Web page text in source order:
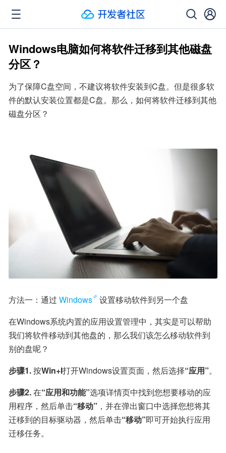
Windows电脑如何将软件迁移到其他磁盘
分区？
为了保障C盘空间，不建议将软件安装到C盘。但是很多软
件的默认安装位置都是C盘。那么，如何将软件迁移到其他
磁盘分区？
方法一：通过 Windows
设置移动软件到另一个盘
在Windows系统内置的应用设置管理中，其实是可以帮助
我们将软件移动到其他盘的，那么我们该怎么移动软件到
别的盘呢？
步骤1. 按Win+I打开Windows设置页面，然后选择“应用”。
步骤2. 在“应用和功能”选项详情页中找到您想要移动的应
用程序，然后单击“移动” ，并在弹出窗口中选择您想将其
迁移到的目标驱动器，然后单击“移动”即可开始执行应用
迁移任务。